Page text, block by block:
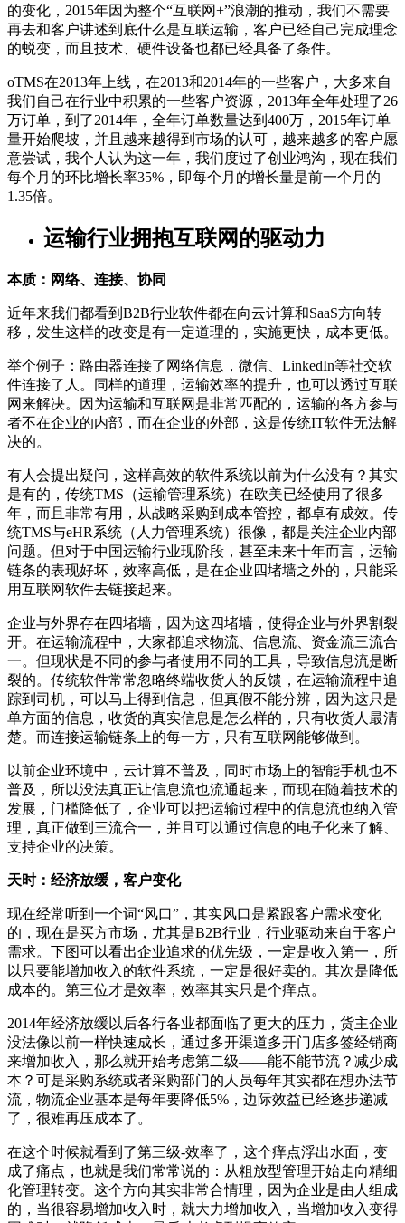
的变化，2015年因为整个“互联网+”浪潮的推动，我们不需要
再去和客户讲述到底什么是互联运输，客户已经自己完成理念
的蜕变，而且技术、硬件设备也都已经具备了条件。
oTMS在2013年上线，在2013和2014年的一些客户，大多来自
我们自己在行业中积累的一些客户资源，2013年全年处理了26
万订单，到了2014年，全年订单数量达到400万，2015年订单
量开始爬坡，并且越来越得到市场的认可，越来越多的客户愿
意尝试，我个人认为这一年，我们度过了创业鸿沟，现在我们
每个月的环比增长率35%，即每个月的增长量是前一个月的
1.35倍。
运输行业拥抱互联网的驱动力
本质：网络、连接、协同
近年来我们都看到B2B行业软件都在向云计算和SaaS方向转
移，发生这样的改变是有一定道理的，实施更快，成本更低。
举个例子：路由器连接了网络信息，微信、LinkedIn等社交软
件连接了人。同样的道理，运输效率的提升，也可以透过互联
网来解决。因为运输和互联网是非常匹配的，运输的各方参与
者不在企业的内部，而在企业的外部，这是传统IT软件无法解
决的。
有人会提出疑问，这样高效的软件系统以前为什么没有？其实
是有的，传统TMS（运输管理系统）在欧美已经使用了很多
年，而且非常有用，从战略采购到成本管控，都卓有成效。传
统TMS与eHR系统（人力管理系统）很像，都是关注企业内部
问题。但对于中国运输行业现阶段，甚至未来十年而言，运输
链条的表现好坏，效率高低，是在企业四堵墙之外的，只能采
用互联网软件去链接起来。
企业与外界存在四堵墙，因为这四堵墙，使得企业与外界割裂
开。在运输流程中，大家都追求物流、信息流、资金流三流合
一。但现状是不同的参与者使用不同的工具，导致信息流是断
裂的。传统软件常常忽略终端收货人的反馈，在运输流程中追
踪到司机，可以马上得到信息，但真假不能分辨，因为这只是
单方面的信息，收货的真实信息是怎么样的，只有收货人最清
楚。而连接运输链条上的每一方，只有互联网能够做到。
以前企业环境中，云计算不普及，同时市场上的智能手机也不
普及，所以没法真正让信息流也流通起来，而现在随着技术的
发展，门槛降低了，企业可以把运输过程中的信息流也纳入管
理，真正做到三流合一，并且可以通过信息的电子化来了解、
支持企业的决策。
天时：经济放缓，客户变化
现在经常听到一个词“风口”，其实风口是紧跟客户需求变化
的，现在是买方市场，尤其是B2B行业，行业驱动来自于客户
需求。下图可以看出企业追求的优先级，一定是收入第一，所
以只要能增加收入的软件系统，一定是很好卖的。其次是降低
成本的。第三位才是效率，效率其实只是个痒点。
2014年经济放缓以后各行各业都面临了更大的压力，货主企业
没法像以前一样快速成长，通过多开渠道多开门店多签经销商
来增加收入，那么就开始考虑第二级——能不能节流？减少成
本？可是采购系统或者采购部门的人员每年其实都在想办法节
流，物流企业基本是每年要降低5%，边际效益已经逐步递减
了，很难再压成本了。
在这个时候就看到了第三级-效率了，这个痒点浮出水面，变
成了痛点，也就是我们常常说的：从粗放型管理开始走向精细
化管理转变。这个方向其实非常合情理，因为企业是由人组成
的，当很容易增加收入时，就大力增加收入，当增加收入变得